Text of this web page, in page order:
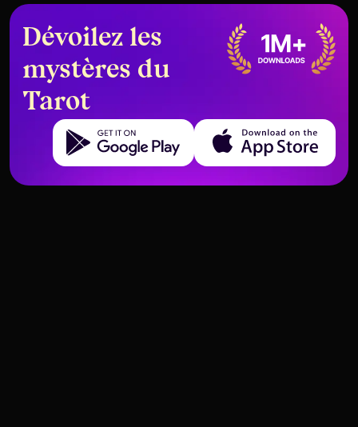
Dévoilez les
mystères du
Tarot
Get it on Google Play Download on the App Store